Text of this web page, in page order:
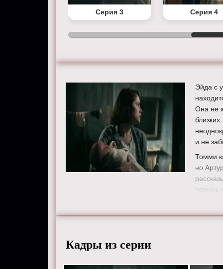
Серия 3 Серия 4
Эйда с
Она не
и не
Томми
но
помочь
уверен,
Кадры из серии